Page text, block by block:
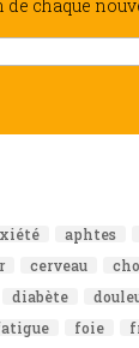
chaque
aphtes
cerveau
diabète
foie